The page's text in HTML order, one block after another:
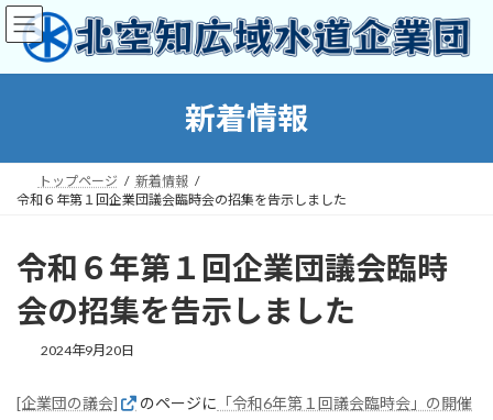
コ
ン
ン
キ
ナ
ビ
ー
に
新着情報
トップページ
新着情報
令和６年第１回企業団議会臨時会の招集を告示しました
令和６年第１回企業団議会臨時
会の招集を告示しました
2024年9月20日
[企業団の議会] のページに 「令和6年第１回議会臨時会」の開催